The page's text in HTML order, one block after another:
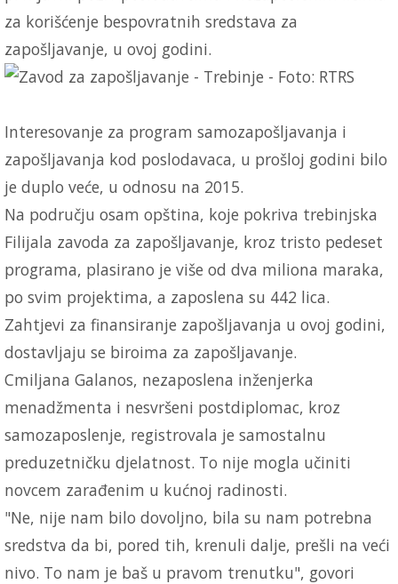
za korišćenje bespovratnih sredstava za
zapošljavanje, u ovoj godini.
Interesovanje za program samozapošljavanja i
zapošljavanja kod poslodavaca, u prošloj godini bilo
je duplo veće, u odnosu na 2015.
Na području osam opština, koje pokriva trebinjska
Filijala zavoda za zapošljavanje, kroz tristo pedeset
programa, plasirano je više od dva miliona maraka,
po svim projektima, a zaposlena su 442 lica.
Zahtjevi za finansiranje zapošljavanja u ovoj godini,
dostavljaju se biroima za zapošljavanje.
Cmiljana Galanos, nezaposlena inženjerka
menadžmenta i nesvršeni postdiplomac, kroz
samozaposlenje, registrovala je samostalnu
preduzetničku djelatnost. To nije mogla učiniti
novcem zarađenim u kućnoj radinosti.
"Ne, nije nam bilo dovoljno, bila su nam potrebna
sredstva da bi, pored tih, krenuli dalje, prešli na veći
nivo. To nam je baš u pravom trenutku", govori